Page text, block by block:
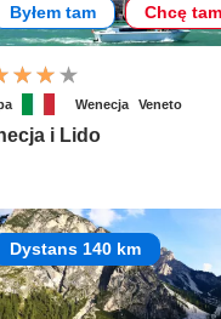
Byłem tam Chcę
Wenecja Veneto
i Lido
Dystans 140 km